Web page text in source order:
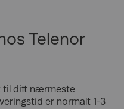
Telenor
til ditt nærmeste
er normalt 1-3